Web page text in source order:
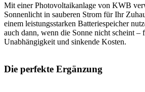
Mit einer Photovoltaikanlage von KWB
Sonnenlicht in sauberen Strom für Ihr
einem leistungsstarken Batteriespeicher
auch dann, wenn die Sonne nicht scheint –
Unabhängigkeit und sinkende Kosten.
Die perfekte Ergänzung